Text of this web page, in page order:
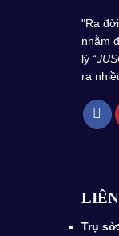
"Ra
nhằm
lý “
ra
Trụ